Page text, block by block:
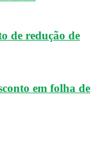
de redução de
em folha de